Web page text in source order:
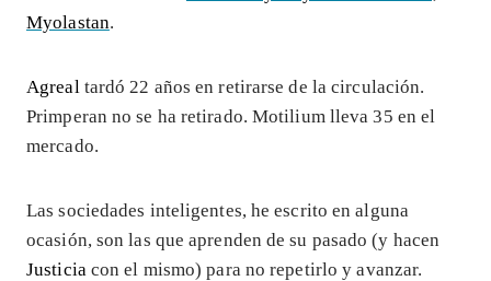
Myolastan.
Agreal tardó 22 años en retirarse de la circulación.
Primperan no se ha retirado. Motilium lleva 35 en el
mercado.
Las sociedades inteligentes, he escrito en alguna
ocasión, son las que aprenden de su pasado (y hacen
Justicia con el mismo) para no repetirlo y avanzar.